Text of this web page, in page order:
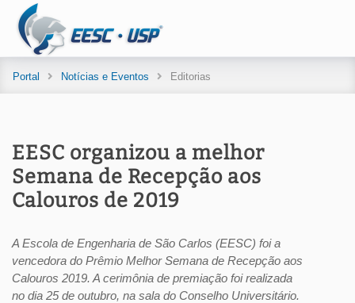
Portal Notícias e Eventos Editorias
EESC organizou a melhor
Semana de Recepção aos
Calouros de 2019
A Escola de Engenharia de São Carlos (EESC) foi a
vencedora do Prêmio Melhor Semana de Recepção aos
Calouros 2019. A cerimônia de premiação foi realizada
no dia 25 de outubro, na sala do Conselho Universitário.